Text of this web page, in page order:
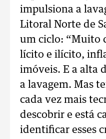
impulsiona a
Litoral Norte de
um ciclo: “Muito
lícito e ilícito,
imóveis. E a alta
a lavagem. Mas
cada vez mais
descobrir e está
identificar esses